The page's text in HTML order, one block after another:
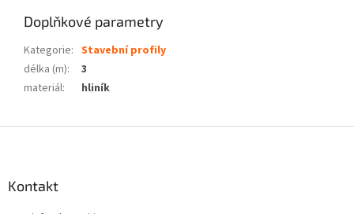
Doplňkové parametry
Kategorie: Stavební profily
délka (m):
3
materiál: hliník
Kontakt